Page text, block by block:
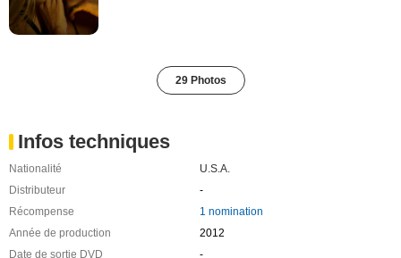
29 Photos
Infos techniques
Nationalité
U.S.A.
Distributeur
-
Récompense
1 nomination
Année de production
2012
Date de sortie DVD
-